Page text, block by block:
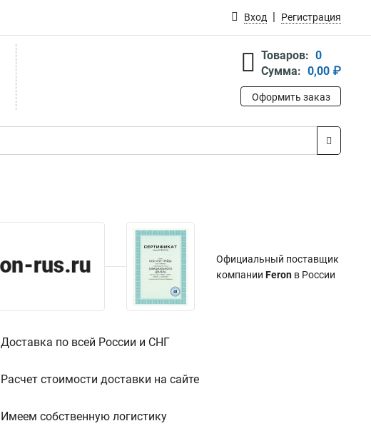
Вход Регистрация
Товаров: 0
Сумма: 0,00 ₽
Оформить заказ
Официальный поставщик
компании Feron в России
Доставка по всей России и СНГ
Расчет стоимости доставки на сайте
Имеем собственную логистику